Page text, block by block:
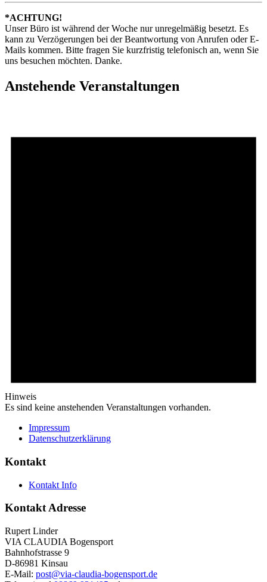
*ACHTUNG!
Unser Büro ist während der Woche nur unregelmäßig besetzt. Es
kann zu Verzögerungen bei der Beantwortung von Anrufen oder E-
Mails kommen. Bitte fragen Sie kurzfristig telefonisch an, wenn Sie
uns besuchen möchten. Danke.
Anstehende Veranstaltungen
Hinweis
Es sind keine anstehenden Veranstaltungen vorhanden.
FooterImpressum
Datenschutzerklärung
Kontakt
Kontakt Info
Kontakt Adresse
Rupert Linder
VIA CLAUDIA Bogensport
Bahnhofstrasse 9
D-86981 Kinsau
E-Mail: post@via-claudia-bogensport.de